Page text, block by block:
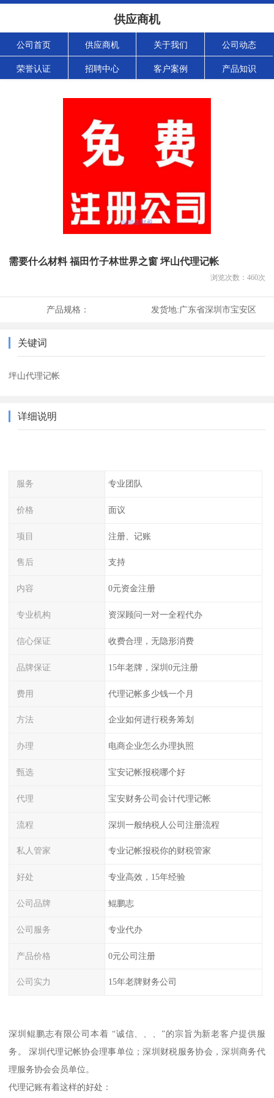
供应商机
公司首页 供应商机 关于我们 公司动态
荣誉认证 招聘中心 客户案例 产品知识
需要什么材料 福田竹子林世界之窗 坪山代理记帐
浏览次数： 460次
产品规格： 发货地:广东省深圳市宝安区
关键词
坪山代理记帐
详细说明
服务 专业团队
价格 面议
项目 注册、记账
售后 支持
内容 0元资金注册
专业机构 资深顾问一对一全程代办
信心保证 收费合理，无隐形消费
品牌保证 15年老牌，深圳0元注册
费用 代理记帐多少钱一个月
方法 企业如何进行税务筹划
办理 电商企业怎么办理执照
甄选 宝安记帐报税哪个好
代理 宝安财务公司会计代理记帐
流程 深圳一般纳税人公司注册流程
私人管家 专业记帐报税你的财税管家
好处 专业高效，15年经验
公司品牌 鲲鹏志
公司服务 专业代办
产品价格 0元公司注册
公司实力 15年老牌财务公司
深圳鲲鹏志有限公司本着 “诚信、、、”的宗旨为新老客户提供服
务。 深圳代理记帐协会理事单位；深圳财税服务协会，深圳商务代
理服务协会会员单位。
代理记账有着这样的好处：